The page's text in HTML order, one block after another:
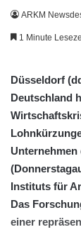
ARKM
1 Minute
Düsseldorf
Deutschland
Instituts für
Das
einer